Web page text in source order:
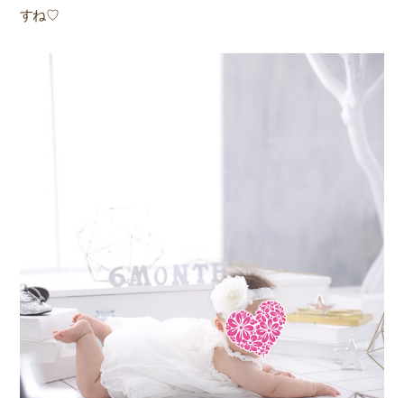
すね♡